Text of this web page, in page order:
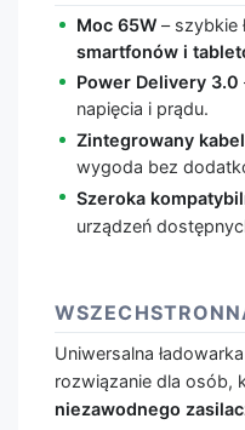
Moc 65W– szybkie
smartfonów i
Power Delivery 3.0
napięcia i prądu.
Zintegrowany kabel
wygoda bez
Szeroka
urządzeń
Uniwersalna
rozwiązanie dla osób,
niezawodnego